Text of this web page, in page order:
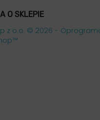
O SKLEPIE
z o.o. © 2026 -